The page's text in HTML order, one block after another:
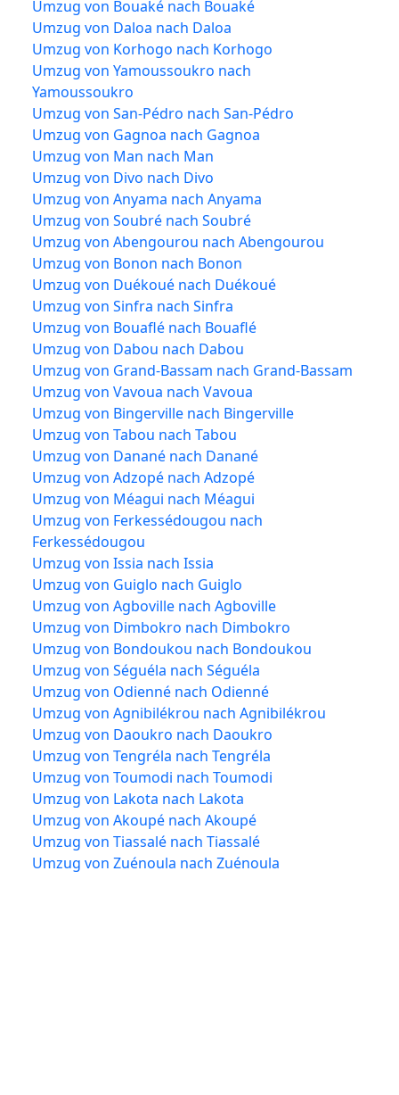
Umzug von Bouaké nach Bouaké
Umzug von Daloa nach Daloa
Umzug von Korhogo nach Korhogo
Umzug von Yamoussoukro nach
Yamoussoukro
Umzug von San-Pédro nach San-Pédro
Umzug von Gagnoa nach Gagnoa
Umzug von Man nach Man
Umzug von Divo nach Divo
Umzug von Anyama nach Anyama
Umzug von Soubré nach Soubré
Umzug von Abengourou nach Abengourou
Umzug von Bonon nach Bonon
Umzug von Duékoué nach Duékoué
Umzug von Sinfra nach Sinfra
Umzug von Bouaflé nach Bouaflé
Umzug von Dabou nach Dabou
Umzug von Grand-Bassam nach Grand-Bassam
Umzug von Vavoua nach Vavoua
Umzug von Bingerville nach Bingerville
Umzug von Tabou nach Tabou
Umzug von Danané nach Danané
Umzug von Adzopé nach Adzopé
Umzug von Méagui nach Méagui
Umzug von Ferkessédougou nach
Ferkessédougou
Umzug von Issia nach Issia
Umzug von Guiglo nach Guiglo
Umzug von Agboville nach Agboville
Umzug von Dimbokro nach Dimbokro
Umzug von Bondoukou nach Bondoukou
Umzug von Séguéla nach Séguéla
Umzug von Odienné nach Odienné
Umzug von Agnibilékrou nach Agnibilékrou
Umzug von Daoukro nach Daoukro
Umzug von Tengréla nach Tengréla
Umzug von Toumodi nach Toumodi
Umzug von Lakota nach Lakota
Umzug von Akoupé nach Akoupé
Umzug von Tiassalé nach Tiassalé
Umzug von Zuénoula nach Zuénoula